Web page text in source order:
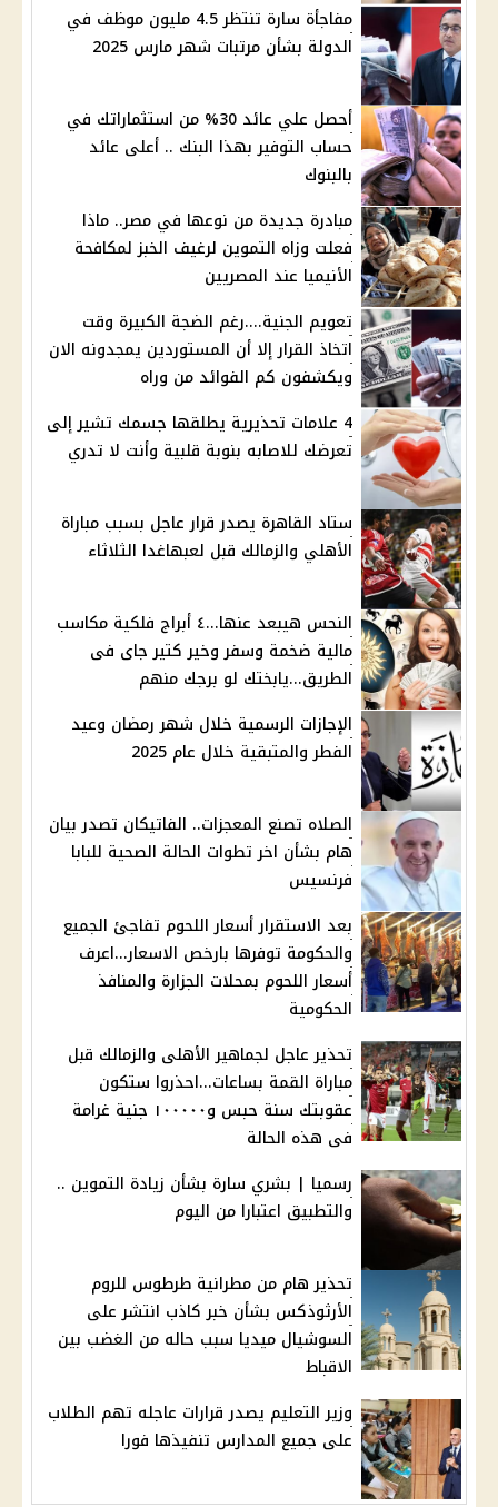
مفاجأة سارة تنتظر 4.5 مليون موظف في
الدولة بشأن مرتبات شهر مارس 2025
أحصل علي عائد 30% من استثماراتك في
حساب التوفير بهذا البنك .. أعلى عائد
بالبنوك
مبادرة جديدة من نوعها في مصر.. ماذا
فعلت وزاه التموين لرغيف الخبز لمكافحة
الأنيميا عند المصريين
تعويم الجنية....رغم الضجة الكبيرة وقت
اتخاذ القرار إلا أن المستوردين يمجدونه الان
ويكشفون كم الفوائد من وراه
4 علامات تحذيرية يطلقها جسمك تشير إلى
تعرضك للاصابه بنوبة قلبية وأنت لا تدري
ستاد القاهرة يصدر قرار عاجل بسبب مباراة
الأهلي والزمالك قبل لعبهاغدا الثلاثاء
النحس هيبعد عنها...٤ أبراج فلكية مكاسب
مالية ضخمة وسفر وخير كتير جاى فى
الطريق...يابختك لو برجك منهم
الإجازات الرسمية خلال شهر رمضان وعيد
الفطر والمتبقية خلال عام 2025
الصلاه تصنع المعجزات.. الفاتيكان تصدر بيان
هام بشأن اخر تطوات الحالة الصحية للبابا
فرنسيس
بعد الاستقرار أسعار اللحوم تفاجئ الجميع
والحكومة توفرها بارخص الاسعار...اعرف
أسعار اللحوم بمحلات الجزارة والمنافذ
الحكومية
تحذير عاجل لجماهير الأهلى والزمالك قبل
مباراة القمة بساعات...احذروا ستكون
عقوبتك سنة حبس و١٠٠٠٠٠ جنية غرامة
فى هذه الحالة
رسميا | بشري سارة بشأن زيادة التموين ..
والتطبيق اعتبارا من اليوم
تحذير هام من مطرانية طرطوس للروم
الأرثوذكس بشأن خبر كاذب انتشر على
السوشيال ميديا سبب حاله من الغضب بين
الاقباط
وزير التعليم يصدر قرارات عاجله تهم الطلاب
على جميع المدارس تنفيذها فورا